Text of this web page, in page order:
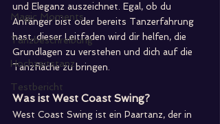
Magic Moments
Tanzbeschreibung
Hochzeitstanz
Testbericht
und Eleganz auszeichnet. Egal, ob du
Anfänger bist oder bereits Tanzerfahrung
hast, dieser Leitfaden wird dir helfen, die
Grundlagen zu verstehen und dich auf die
Tanzfläche zu bringen.
Was ist West Coast Swing?
West Coast Swing ist ein Paartanz, der in